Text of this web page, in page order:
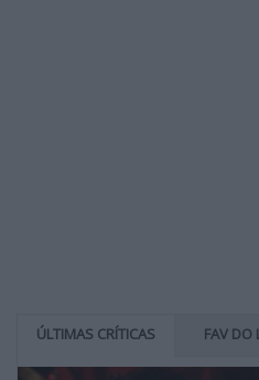
ÚLTIMAS CRÍTICAS FAV DO